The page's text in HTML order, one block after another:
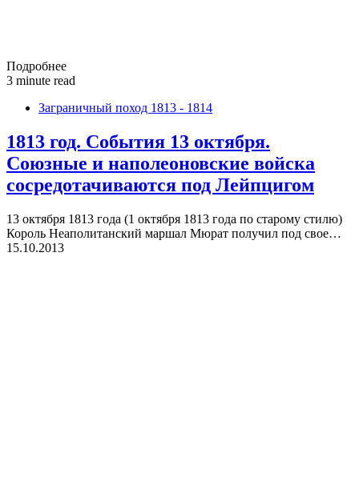
Подробнее
3 minute read
Заграничный поход 1813 - 1814
1813 год. События 13 октября.
Союзные и наполеоновские войска
сосредотачиваются под Лейпцигом
13 октября 1813 года (1 октября 1813 года по старому стилю)
Король Неаполитанский маршал Мюрат получил под свое…
15.10.2013